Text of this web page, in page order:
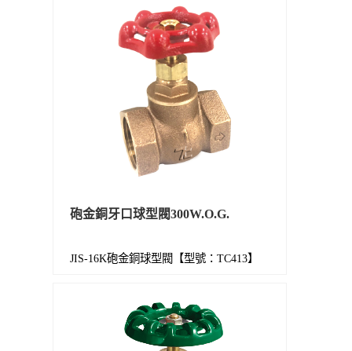
砲金銅牙口球型閥300W.O.G.
JIS-16K砲金銅球型閥【型號：TC413】